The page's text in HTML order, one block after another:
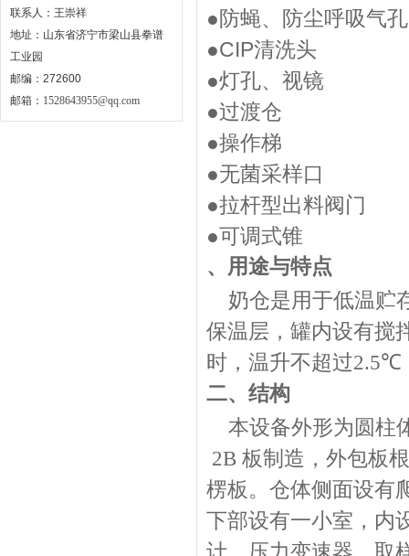
联系人：王崇祥
地址：山东省济宁市梁山县拳谱
工业园
邮编：272600
邮箱： 1528643955@qq.com
●防蝇、防尘呼吸气孔
●CIP清洗头
●灯孔、视镜
●过渡仓
●操作梯
●无菌采样口
●拉杆型出料阀门
●可调式锥
、用途与特点
奶仓是用于低温贮
保温层，罐内设有搅
时，温升不超过2.5℃
二、结构
本设备外形为圆柱
2B 板制造，外包板
楞板。仓体侧面设有
下部设有一小室，内